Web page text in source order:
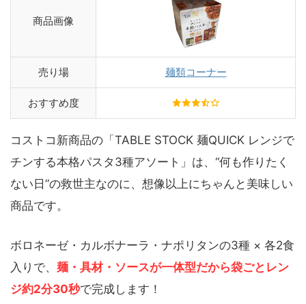
商品画像
売り場 麺類コーナー
おすすめ度
コストコ新商品の「TABLE STOCK 麺QUICK レンジで
チンする本格パスタ3種アソート」は、“何も作りたく
ない日”の救世主なのに、想像以上にちゃんと美味しい
商品です。
ボロネーゼ・カルボナーラ・ナポリタンの3種 × 各2食
入りで、 麺・具材・ソースが一体型だから袋ごとレン
ジ約2分30秒で完成します！